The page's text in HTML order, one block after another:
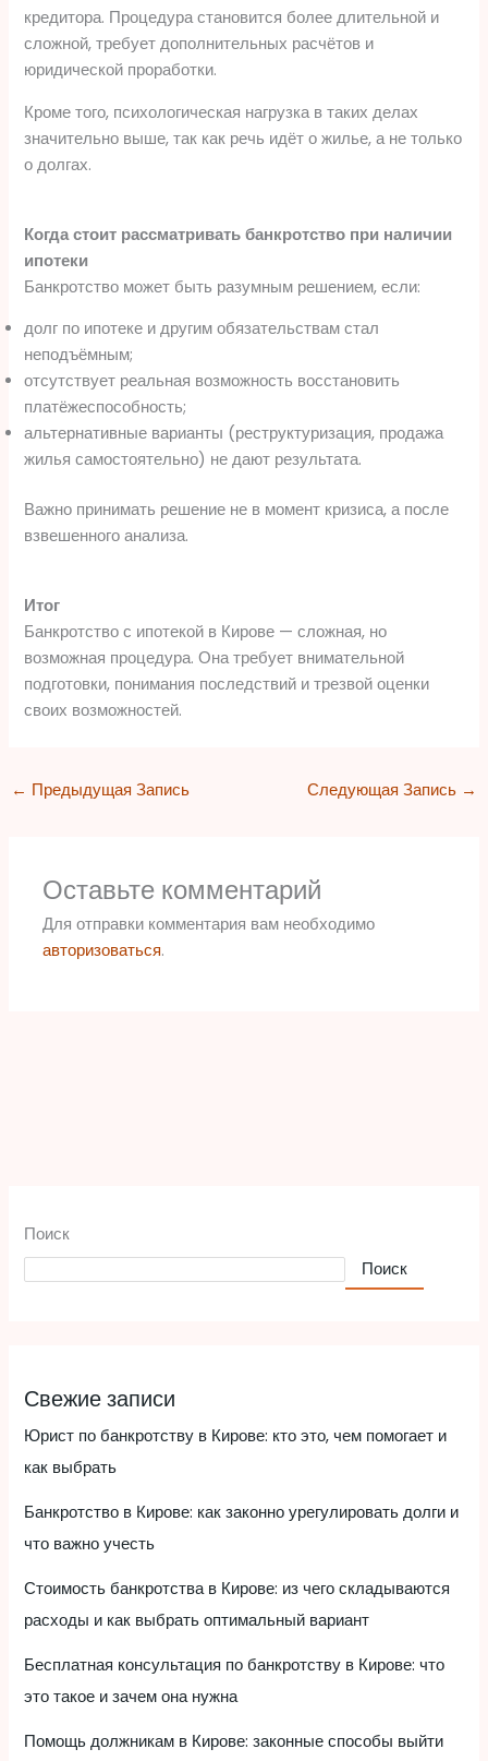
кредитора. Процедура становится более длительной и
сложной, требует дополнительных расчётов и
юридической проработки.
Кроме того, психологическая нагрузка в таких делах
значительно выше, так как речь идёт о жилье, а не только
о долгах.
Когда стоит рассматривать банкротство при наличии
ипотеки
Банкротство может быть разумным решением, если:
долг по ипотеке и другим обязательствам стал
неподъёмным;
отсутствует реальная возможность восстановить
платёжеспособность;
альтернативные варианты (реструктуризация, продажа
жилья самостоятельно) не дают результата.
Важно принимать решение не в момент кризиса, а после
взвешенного анализа.
Итог
Банкротство с ипотекой в Кирове — сложная, но
возможная процедура. Она требует внимательной
подготовки, понимания последствий и трезвой оценки
своих возможностей.
← Предыдущая Запись Следующая Запись →
Оставьте комментарий
Для отправки комментария вам необходимо
авторизоваться.
Поиск
Поиск
Свежие записи
Юрист по банкротству в Кирове: кто это, чем помогает и
как выбрать
Банкротство в Кирове: как законно урегулировать долги и
что важно учесть
Стоимость банкротства в Кирове: из чего складываются
расходы и как выбрать оптимальный вариант
Бесплатная консультация по банкротству в Кирове: что
это такое и зачем она нужна
Помощь должникам в Кирове: законные способы выйти